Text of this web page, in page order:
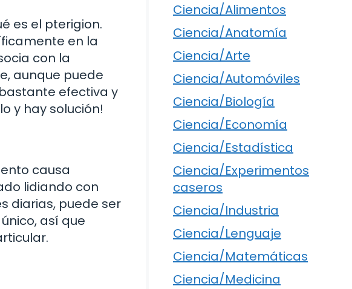
es el pterigion.
en la
con la
aunque puede
efectiva y
y hay solución!
causa
lidiando con
diarias, puede ser
así que
Ciencia/Alimentos
Ciencia/Anatomía
Ciencia/Arte
Ciencia/Automóviles
Ciencia/Biología
Ciencia/Economía
Ciencia/Estadística
Ciencia/Experimentos
caseros
Ciencia/Industria
Ciencia/Lenguaje
Ciencia/Matemáticas
Ciencia/Medicina